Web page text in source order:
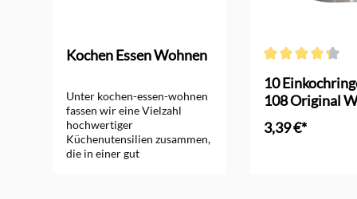
Kochen Essen Wohnen
Unter kochen-essen-wohnen
fassen wir eine Vielzahl
hochwertiger
Küchenutensilien zusammen,
die in einer gut
10
108 Original
3,39 €*